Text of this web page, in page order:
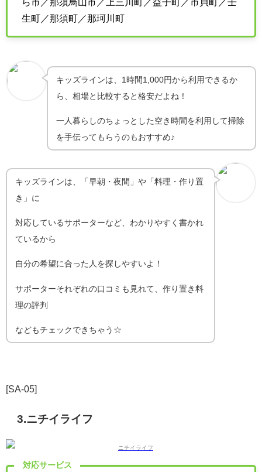
生町／那須町／那珂川町
キッズラインは、1時間1,000円から利用できるか
ら、相場と比較すると格安だよね！
一人暮らしのちょっとした空き時間を利用して掃除
を手伝ってもらうのもおすすめ♪
キッズラインは、「早朝・夜間」や「料理・作り置
き」に
対応しているサポーターなど、わかりやすく書かれ
ているから
自分の希望に合った人を探しやすいよ！
サポーターそれぞれの口コミも見れて、作り置き料
理の評判
などもチェックできちゃう☆
[SA-05]
3.ニチイライフ
対応サービス